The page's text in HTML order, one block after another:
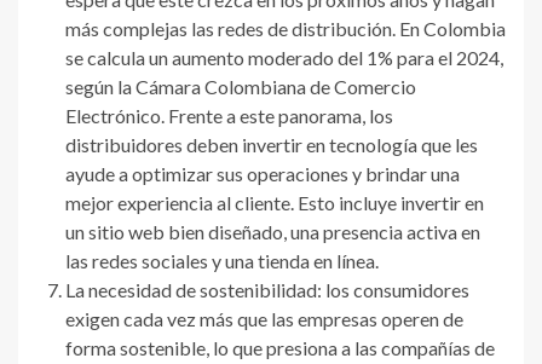
más complejas las redes de distribución. En Colombia
se calcula un aumento moderado del 1% para el 2024,
según la Cámara Colombiana de Comercio
Electrónico. Frente a este panorama, los
distribuidores deben invertir en tecnología que les
ayude a optimizar sus operaciones y brindar una
mejor experiencia al cliente. Esto incluye invertir en
un sitio web bien diseñado, una presencia activa en
las redes sociales y una tienda en línea.
La necesidad de sostenibilidad: los consumidores
exigen cada vez más que las empresas operen de
forma sostenible, lo que presiona a las compañías de